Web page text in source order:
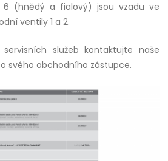
6 (hnědý a fialový) jsou vzadu ve
ventily 1 a 2.
služeb kontaktujte naše
svého obchodního zástupce.